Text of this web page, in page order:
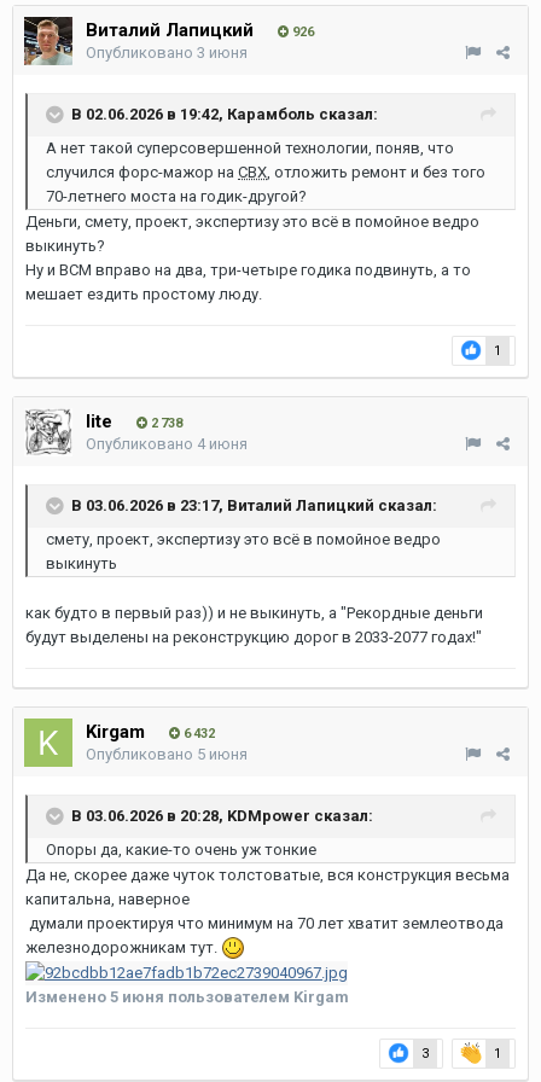
Виталий Лапицкий 926
Опубликовано 3 июня
В 02.06.2026 в 19:42, Карамболь сказал:
А нет такой суперсовершенной технологии, поняв, что
случился форс-мажор на СВХ , отложить ремонт и без того
70-летнего моста на годик-другой?
Деньги, смету, проект, экспертизу это всё в помойное ведро
выкинуть?
Ну и ВСМ вправо на два, три-четыре годика подвинуть, а то
мешает ездить простому люду.
1
lite 2 738
Опубликовано 4 июня
В 03.06.2026 в 23:17, Виталий Лапицкий сказал:
смету, проект, экспертизу это всё в помойное ведро
выкинуть
как будто в первый раз)) и не выкинуть, а "Рекордные деньги
будут выделены на реконструкцию дорог в 2033-2077 годах!"
Kirgam 6 432
Опубликовано 5 июня
В 03.06.2026 в 20:28, KDMpower сказал:
Опоры да, какие-то очень уж тонкие
Да не, скорее даже чуток толстоватые, вся конструкция весьма
капитальна, наверное
думали проектируя что минимум на 70 лет хватит землеотвода
железнодорожникам тут.
Изменено 5 июня пользователем Kirgam
3 1